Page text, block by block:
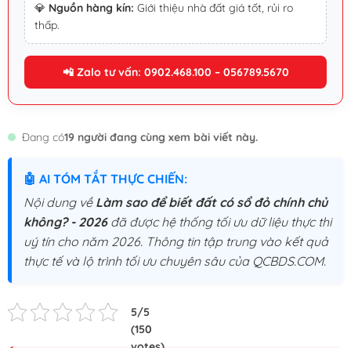
💎 Nguồn hàng kín: Giới thiệu nhà đất giá tốt, rủi ro
thấp.
📲 Zalo tư vấn: 0902.468.100 – 056789.5670
Đang có19 người đang cùng xem bài viết này.
🤖 AI TÓM TẮT THỰC CHIẾN:
Nội dung về Làm sao để biết đất có sổ đỏ chính chủ
không? - 2026đã được hệ thống tối ưu dữ liệu thực thi
uý tín cho năm 2026. Thông tin tập trung vào kết quả
thực tế và lộ trình tối ưu chuyên sâu của QCBDS.COM.